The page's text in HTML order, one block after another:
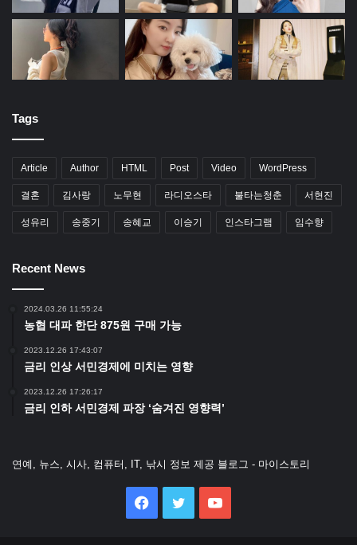
Tags
Article Author HTML Post Video WordPress
결혼 김사랑 노무현 라디오스타 불타는청춘 서현진
성유리 송중기 송혜교 이승기 인스타그램 임수향
Recent News
2024.03.26 11:55:24
농협 대파 한단 875원 구매 가능
2023.12.26 17:43:07
금리 인상 서민경제에 미치는 영향
2023.12.26 17:26:17
금리 인하 서민경제 파장 ‘숨겨진 영향력’
연예, 뉴스, 시사, 컴퓨터, IT, 낚시 정보 제공 블로그 - 마이스토리
Facebook
Twitter